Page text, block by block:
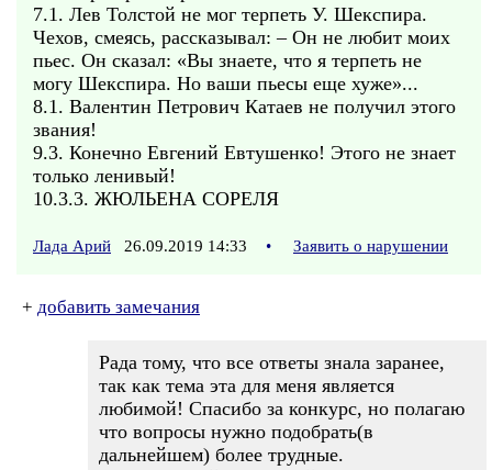
7.1. Лев Толстой не мог терпеть У. Шекспира.
Чехов, смеясь, рассказывал: – Он не любит моих
пьес. Он сказал: «Вы знаете, что я терпеть не
могу Шекспира. Но ваши пьесы еще хуже»...
8.1. Валентин Петрович Катаев не получил этого
звания!
9.3. Конечно Евгений Евтушенко! Этого не знает
только ленивый!
10.3.3. ЖЮЛЬЕНА СОРЕЛЯ
Лада Арий 26.09.2019 14:33 • Заявить о нарушении
+ добавить замечания
Рада тому, что все ответы знала заранее,
так как тема эта для меня является
любимой! Спасибо за конкурс, но полагаю
что вопросы нужно подобрать(в
дальнейшем) более трудные.